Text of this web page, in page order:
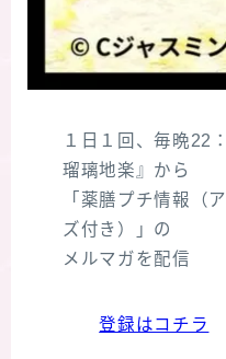
１日１回、毎晩22
瑠璃地楽』から
「薬膳プチ情報（
ズ付き）」の
メルマガを配信
登録はコチラ